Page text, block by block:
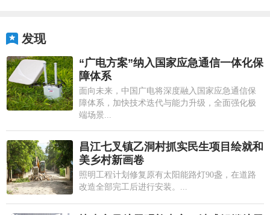
发现
“广电方案”纳入国家应急通信一体化保
障体系
面向未来，中国广电将深度融入国家应急通信保
障体系，加快技术迭代与能力升级，全面强化极
端场景...
昌江七叉镇乙洞村抓实民生项目绘就和
美乡村新画卷
照明工程计划修复原有太阳能路灯90盏，在道路
改造全部完工后进行安装。...